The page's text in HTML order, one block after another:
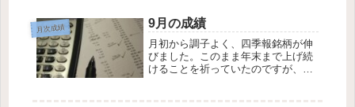
用心深く空売りを厚く構えていた
分、成績が伸びませんでした。それ
でも+3...
月次成績 9月の成績
月初から調子よく、四季報銘柄が伸
びました。このまま年末まで上げ続
けることを祈っていたのですが、月